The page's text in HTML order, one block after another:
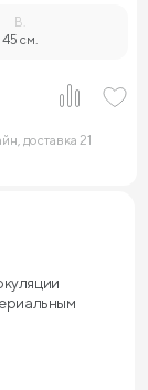
В.
45 см.
доставка 21